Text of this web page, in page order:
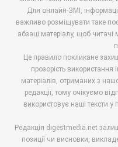
Для онлайн-ЗМІ,
важливо розміщувати таке
абзаці матеріалу, щоб
Це правило покликане
прозорість використання
матеріалів, отриманих з
редакції, тому очікуємо
використовує наші тексти у
Редакція digestmedia.net
позиції чи висновки,